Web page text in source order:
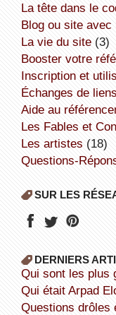
la tête dans le
Blog ou site
la vie du site(3)
booster votre
inscription et
échanges de
aide au
Les Fables et
Les artistes (18)
Questions-
SUR LES
DERNIERS
Qui sont les
Qui était Arpad
Questions drôles en direct de Facebook (avec les